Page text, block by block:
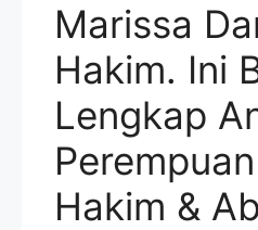
Marissa
Hakim. Ini
Lengkap
Hakim &